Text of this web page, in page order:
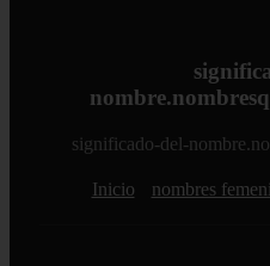
significado-del-
Inicio nombres